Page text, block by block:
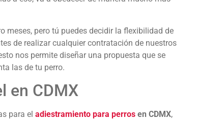
meses, pero tú puedes decidir la flexibilidad de
de realizar cualquier contratación de nuestros
nos permite diseñar una propuesta que se
las de tu perro.
en CDMX
para el adiestramiento para perros en CDMX,